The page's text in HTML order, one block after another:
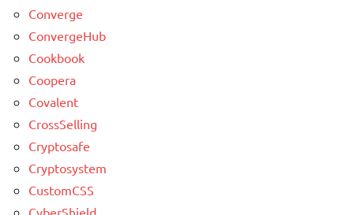
Converge
ConvergeHub
Cookbook
Coopera
Covalent
CrossSelling
Cryptosafe
Cryptosystem
CustomCSS
CyberShield